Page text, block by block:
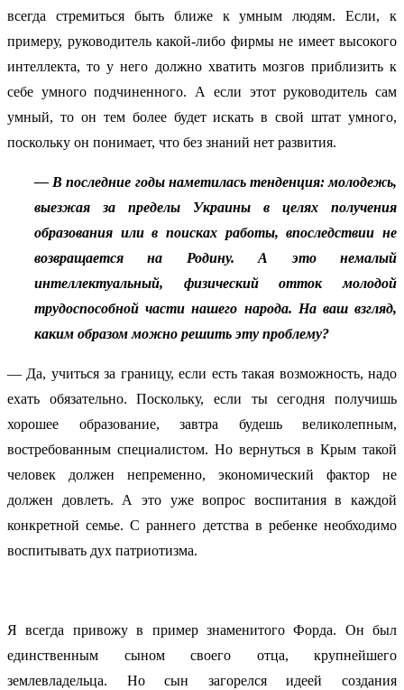
всегда стремиться быть ближе к умным людям. Если, к
примеру, руководитель какой-либо фирмы не имеет высокого
интеллекта, то у него должно хватить мозгов приблизить к
себе умного подчиненного. А если этот руководитель сам
умный, то он тем более будет искать в свой штат умного,
поскольку он понимает, что без знаний нет развития.
— В последние годы наметилась тенденция: молодежь,
выезжая за пределы Украины в целях получения
образования или в поисках работы, впоследствии не
возвращается на Родину. А это немалый
интеллектуальный, физический отток молодой
трудоспособной части нашего народа. На ваш взгляд,
каким образом можно решить эту проблему?
— Да, учиться за границу, если есть такая возможность, надо
ехать обязательно. Поскольку, если ты сегодня получишь
хорошее образование, завтра будешь великолепным,
востребованным специалистом. Но вернуться в Крым такой
человек должен непременно, экономический фактор не
должен довлеть. А это уже вопрос воспитания в каждой
конкретной семье. С раннего детства в ребенке необходимо
воспитывать дух патриотизма.
Я всегда привожу в пример знаменитого Форда. Он был
единственным сыном своего отца, крупнейшего
землевладельца. Но сын загорелся идеей создания